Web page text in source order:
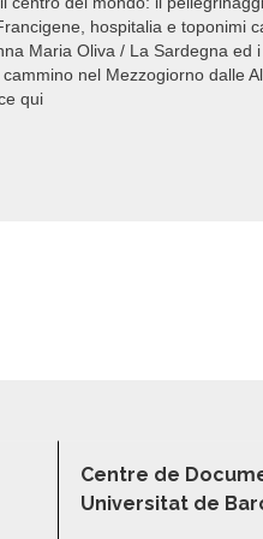
hospitalia e toponimi
Maria Oliva / La Sardegna
nel Mezzogiorno dalle
qui
Centre de
Universitat de